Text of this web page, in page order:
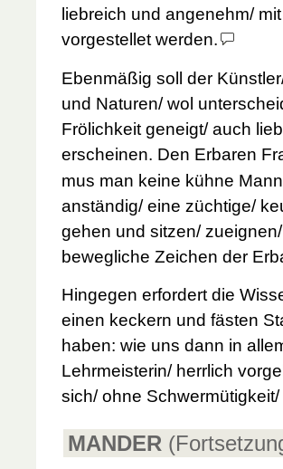
liebreich und angenehm/
vorgestellet werden.
Ebenmäßig soll der
und Naturen/ wol
Frölichkeit geneigt/ auch
erscheinen. Den Erbaren
mus man keine kühne
anständig/ eine züchtige/
gehen und sitzen/
bewegliche Zeichen der
Hingegen erfordert die
einen keckern und fästen
haben: wie uns dann in
Lehrmeisterin/ herrlich
sich/ ohne
MANDER